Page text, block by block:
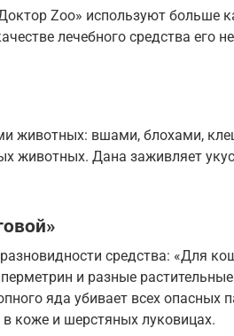
Zoo» используют больше
лечебного средства его
животных: вшами, блохами,
животных. Дана заживляет
средства: «Для
и разные
яда убивает всех опасных
коже и шерстяных луковицах.